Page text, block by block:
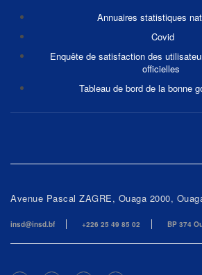
Annuaires statistiques
Covid
Enquête de satisfaction des
officielles
Tableau de bord de la bonne
Avenue Pascal ZAGRE, Ouaga 2000,
insd@insd.bf +226 25 49 85 02 BP 374